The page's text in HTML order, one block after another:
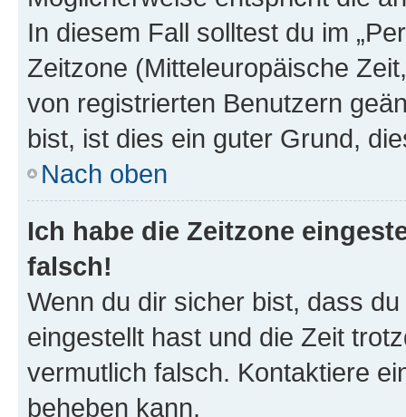
In diesem Fall solltest du im
Zeitzone (Mitteleuropäische
von registrierten Benutzern
bist, ist dies ein guter Grund,
Nach oben
Ich habe die Zeitzone
falsch!
Wenn du dir sicher bist, dass
eingestellt hast und die Zeit
vermutlich falsch. Kontaktiere
beheben kann.